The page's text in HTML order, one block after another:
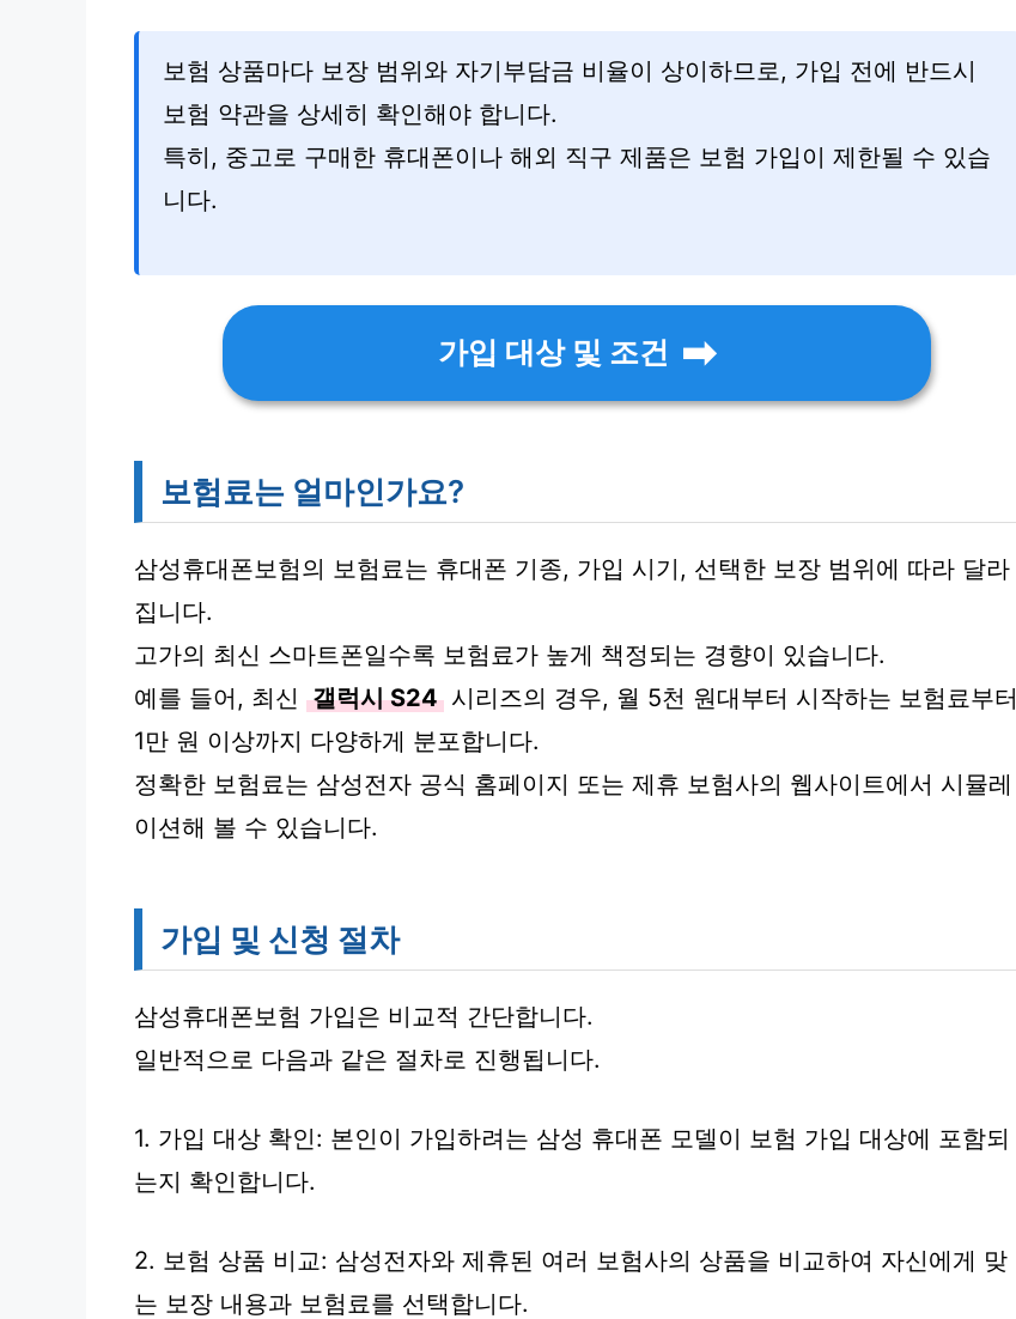
보험 상품마다 보장 범위와 자기부담금 비율이 상이하므로, 가입 전에 반드시
보험 약관을 상세히 확인해야 합니다.
특히, 중고로 구매한 휴대폰이나 해외 직구 제품은 보험 가입이 제한될 수 있습
니다.
가입 대상 및 조건
보험료는 얼마인가요?
삼성휴대폰보험의 보험료는 휴대폰 기종, 가입 시기, 선택한 보장 범위에 따라 달라
집니다.
고가의 최신 스마트폰일수록 보험료가 높게 책정되는 경향이 있습니다.
예를 들어, 최신 갤럭시 S24 시리즈의 경우, 월 5천 원대부터 시작하는 보험료부터
1만 원 이상까지 다양하게 분포합니다.
정확한 보험료는 삼성전자 공식 홈페이지 또는 제휴 보험사의 웹사이트에서 시뮬레
이션해 볼 수 있습니다.
가입 및 신청 절차
삼성휴대폰보험 가입은 비교적 간단합니다.
일반적으로 다음과 같은 절차로 진행됩니다.
1. 가입 대상 확인: 본인이 가입하려는 삼성 휴대폰 모델이 보험 가입 대상에 포함되
는지 확인합니다.
2. 보험 상품 비교: 삼성전자와 제휴된 여러 보험사의 상품을 비교하여 자신에게 맞
는 보장 내용과 보험료를 선택합니다.